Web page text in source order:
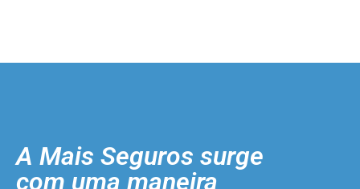
A Mais Seguros surge
com uma maneira